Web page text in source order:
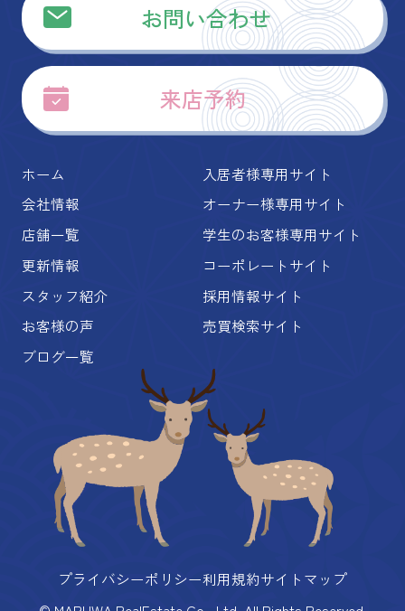
お問い合わせ
来店予約
ホーム
会社情報
店舗一覧
更新情報
スタッフ紹介
お客様の声
ブログ一覧
入居者様専用サイト
オーナー様専用サイト
学生のお客様専用サイト
コーポレートサイト
採用情報サイト
売買検索サイト
プライバシーポリシー利用規約サイトマップ